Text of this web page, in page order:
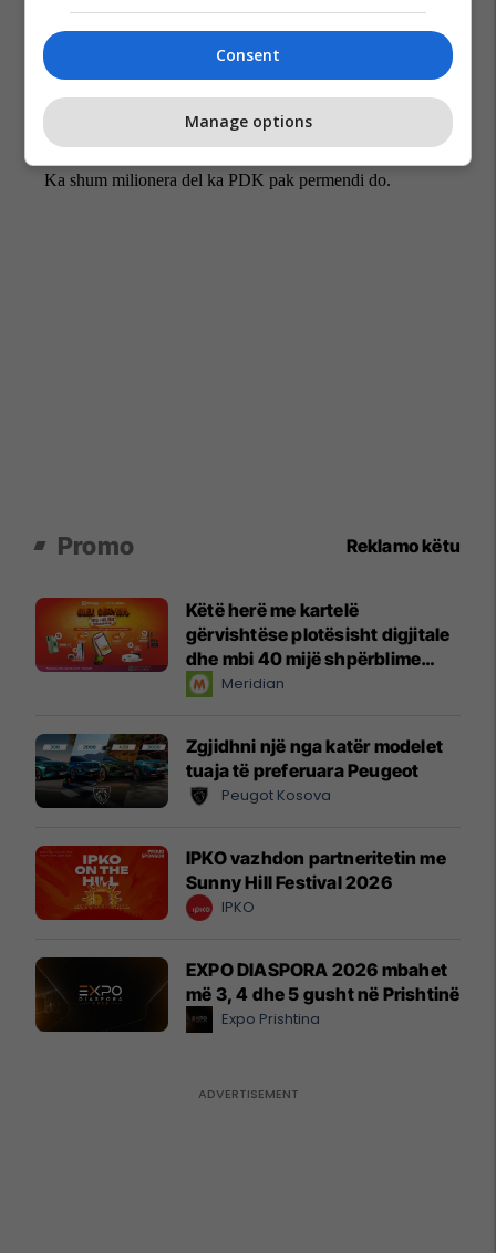
Promo Reklamo këtu
Këtë herë me kartelë
gërvishtëse plotësisht digjitale
dhe mbi 40 mijë shpërblime
instant!Meridian
Zgjidhni një nga katër modelet
tuaja të preferuara Peugeot
Peugot Kosova
IPKO vazhdon partneritetin me
Sunny Hill Festival 2026
IPKO
EXPO DIASPORA 2026 mbahet
më 3, 4 dhe 5 gusht në Prishtinë
Expo Prishtina
Consent
Manage options